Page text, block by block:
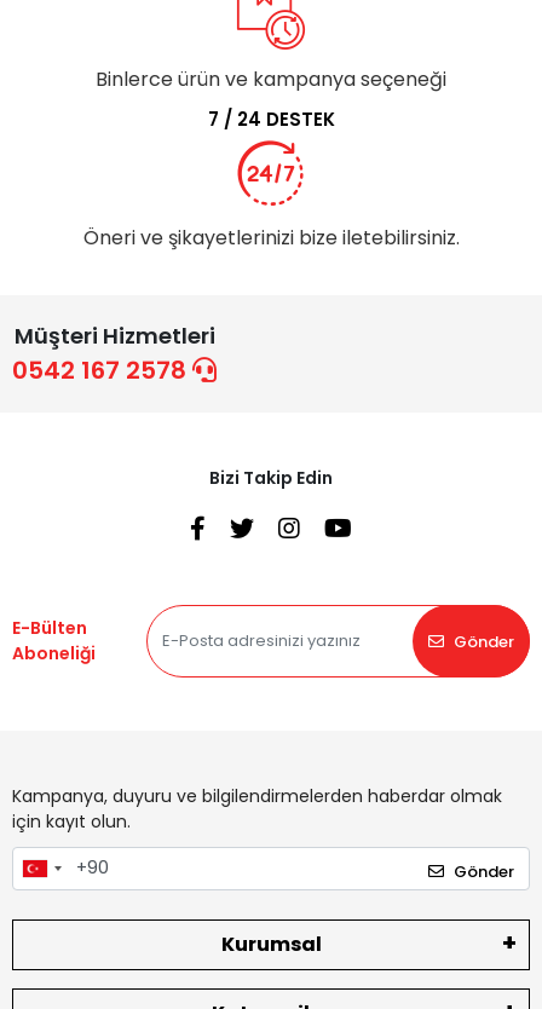
Binlerce ürün ve kampanya seçeneği
7 / 24 DESTEK
Öneri ve şikayetlerinizi bize iletebilirsiniz.
Müşteri Hizmetleri
0542 167 2578
Bizi Takip Edin
E-Bülten
Aboneliği
Gönder
Kampanya, duyuru ve bilgilendirmelerden haberdar olmak
için kayıt olun.
Gönder
Kurumsal